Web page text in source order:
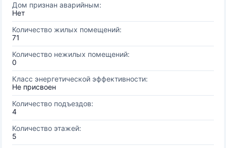
Дом признан аварийным:
Нет
Количество жилых помещений:
71
Количество нежилых помещений:
0
Класс энергетической эффективности:
Не присвоен
Количество подъездов:
4
Количество этажей:
5